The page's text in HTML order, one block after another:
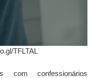
TFLTAL
com confessionários